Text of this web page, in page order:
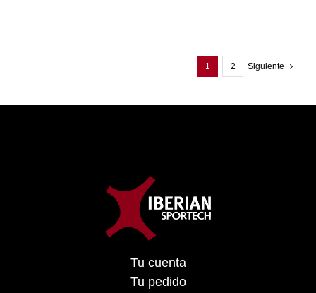
1 2 Siguiente
Tu cuenta
Tu pedido